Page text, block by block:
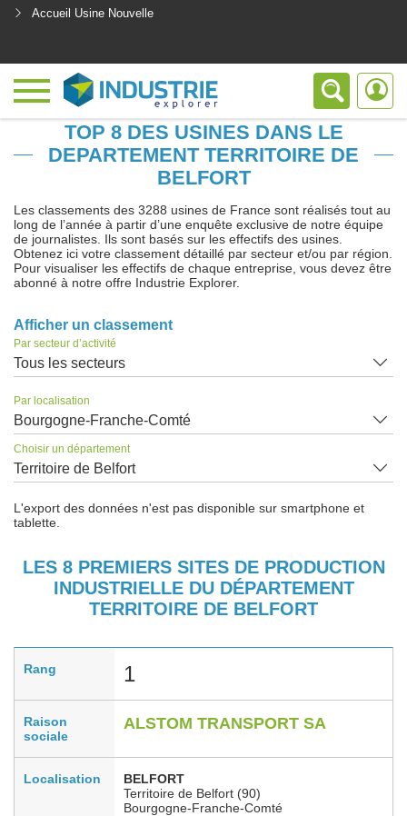
Accueil Usine Nouvelle
TOP 8 DES USINES DANS LE
DEPARTEMENT TERRITOIRE DE
BELFORT
Les classements des 3288 usines de France sont réalisés tout au
long de l’année à partir d’une enquête exclusive de notre équipe
de journalistes. Ils sont basés sur les effectifs des usines.
Obtenez ici votre classement détaillé par secteur et/ou par région.
Pour visualiser les effectifs de chaque entreprise, vous devez être
abonné à notre offre Industrie Explorer.
Afficher un classement
Par secteur d’activité
Tous les secteurs
Par localisation
Bourgogne-Franche-Comté
Choisir un département
Territoire de Belfort
L'export des données n'est pas disponible sur smartphone et
tablette.
LES 8 PREMIERS SITES DE PRODUCTION
INDUSTRIELLE DU DÉPARTEMENT
TERRITOIRE DE BELFORT
Rang 1
Raison
sociale
ALSTOM TRANSPORT SA
Localisation
BELFORT
Territoire de Belfort (90)
Bourgogne-Franche-Comté